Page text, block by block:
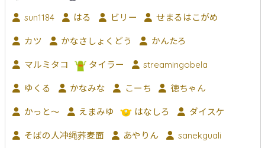
sun1184 はる ビリー せまるはこがめ
カツ かなさしょくどう かんたろ
マルミタコ タイラー streamingobela
ゆくる かなみな こーち 徳ちゃん
かっと〜 えまみゆ はなしろ ダイスケ
そばの人冲绳荞麦面 あやりん sanekguali